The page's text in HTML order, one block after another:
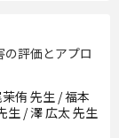
評価とアプロ
侑 先生 / 福本
生 / 澤 広太 先生